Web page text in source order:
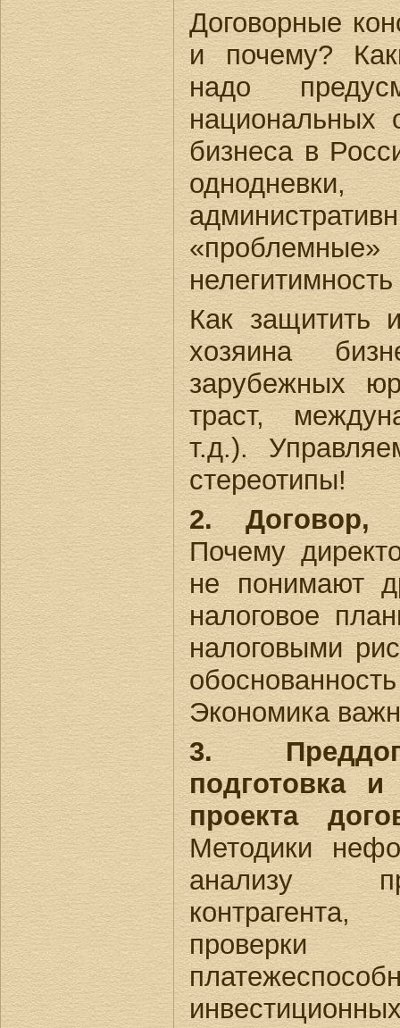
Договорные
и почему?
надо
национальных
бизнеса в
Как защитить
хозяина
зарубежных
траст,
т.д.).
стереотипы!
2. Договор,
Почему
не понимают
налоговое
налоговыми
Экономика
3.
подготовка и
проекта
Методики
анализу